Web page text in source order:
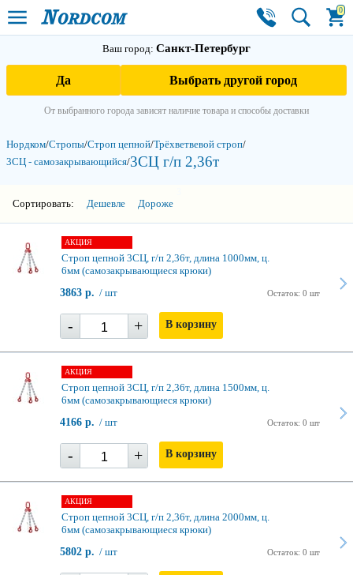
0
Ваш город: Санкт-Петербург
Да Выбрать другой город
От выбранного города зависят наличие товара и способы доставки
Нордком/Стропы/Строп цепной/Трёхветвевой строп/
3СЦ - самозакры­вающийся/3СЦ г/п 2,36т
Сортировать: Дешевле Дороже
АКЦИЯ
Строп цепной 3СЦ, г/п 2,36т, длина 1000мм, ц.
6мм (самозакрывающиеся крюки)
Остаток: 0 шт
3863 р. / шт
- + В корзину
АКЦИЯ
Строп цепной 3СЦ, г/п 2,36т, длина 1500мм, ц.
6мм (самозакрывающиеся крюки)
Остаток: 0 шт
4166 р. / шт
- + В корзину
АКЦИЯ
Строп цепной 3СЦ, г/п 2,36т, длина 2000мм, ц.
6мм (самозакрывающиеся крюки)
Остаток: 0 шт
5802 р. / шт